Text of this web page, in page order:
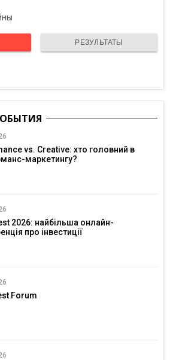
РЕЗУЛЬТАТЫ
vs. Creative: хто головний в
маркетингу?
2026: найбільша онлайн-
про інвестиції
Forum